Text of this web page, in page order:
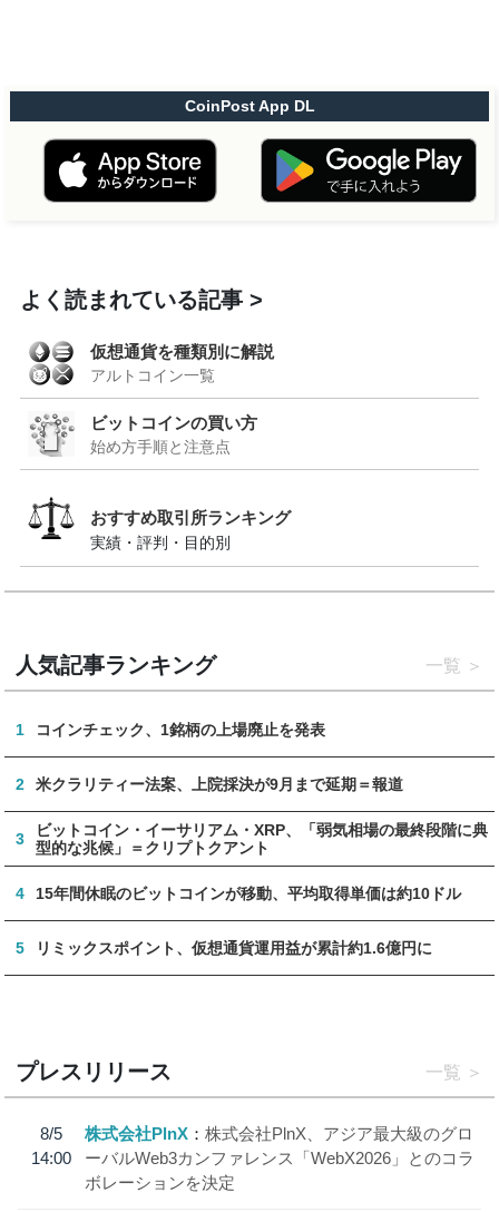
CoinPost App DL
よく読まれている記事
仮想通貨を種類別に解説
アルトコイン一覧
ビットコインの買い方
始め方手順と注意点
おすすめ取引所ランキング
実績・評判・目的別
人気記事ランキング 一覧
1 コインチェック、1銘柄の上場廃止を発表
2 米クラリティー法案、上院採決が9月まで延期＝報道
3
ビットコイン・イーサリアム・XRP、「弱気相場の最終段階に典
型的な兆候」＝クリプトクアント
4 15年間休眠のビットコインが移動、平均取得単価は約10ドル
5 リミックスポイント、仮想通貨運用益が累計約1.6億円に
プレスリリース 一覧
8/5
14:00
株式会社PlnX
株式会社PlnX、アジア最大級のグロ
ーバルWeb3カンファレンス「WebX2026」とのコラ
ボレーションを決定